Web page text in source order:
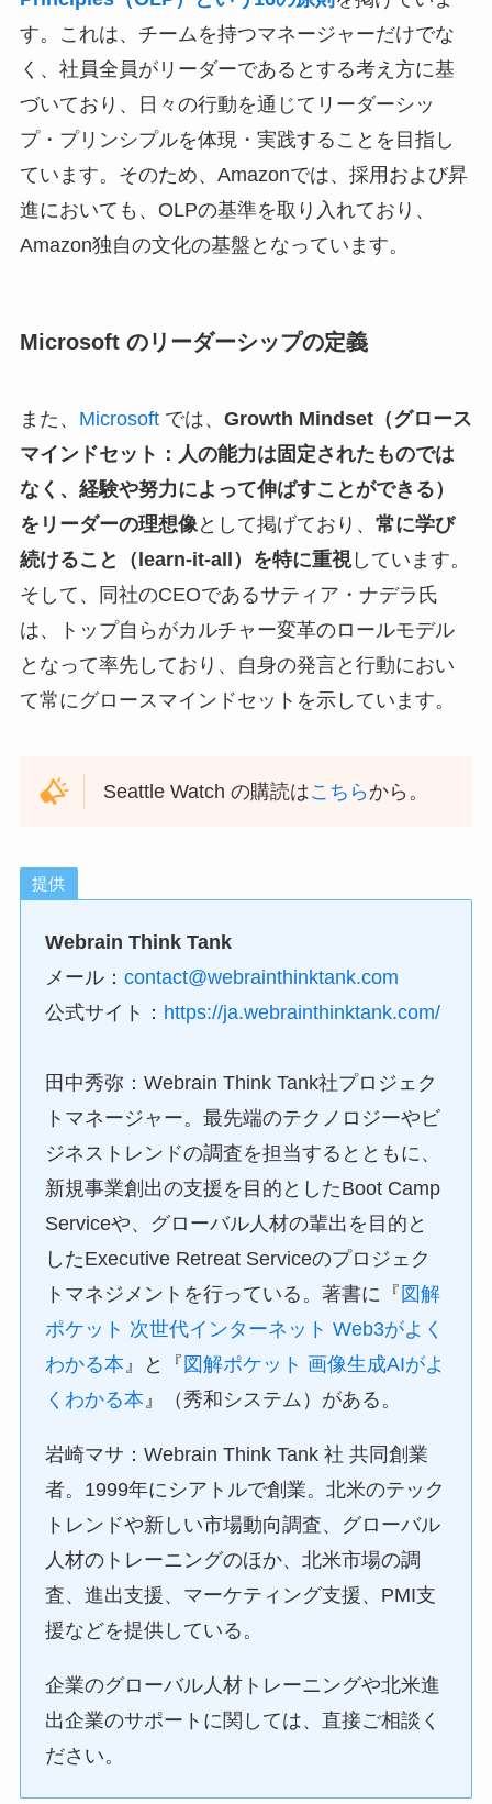
す。これは、チームを持つマネージャーだけでな
く、社員全員がリーダーであるとする考え方に基
づいており、日々の行動を通じてリーダーシッ
プ・プリンシプルを体現・実践することを目指し
ています。そのため、Amazonでは、採用および昇
進においても、OLPの基準を取り入れており、
Amazon独自の文化の基盤となっています。
Microsoft のリーダーシップの定義
また、 Microsoftでは、 Growth Mindset（グロース
マインドセット：人の能力は固定されたものでは
なく、経験や努力によって伸ばすことができる）
をリーダーの理想像として掲げており、 常に学び
続けること（learn-it-all）を特に重視しています。
そして、同社のCEOであるサティア・ナデラ氏
は、トップ自らがカルチャー変革のロールモデル
となって率先しており、自身の発言と行動におい
て常にグロースマインドセットを示しています。
Seattle Watch の購読はこちら から。
提供
Webrain Think Tank
メール：contact@webrainthinktank.com
公式サイト： https://ja.webrainthinktank.com/
田中秀弥：Webrain Think Tank社プロジェク
トマネージャー。最先端のテクノロジーやビ
ジネストレンドの調査を担当するとともに、
新規事業創出の支援を目的としたBoot Camp
Serviceや、グローバル人材の輩出を目的と
したExecutive Retreat Serviceのプロジェク
トマネジメントを行っている。著書に『 図解
ポケット 次世代インターネット Web3がよく
わかる本』と『 図解ポケット 画像生成AIがよ
くわかる本』（秀和システム）がある。
岩崎マサ：Webrain Think Tank 社 共同創業
者。1999年にシアトルで創業。北米のテック
トレンドや新しい市場動向調査、グローバル
人材のトレーニングのほか、北米市場の調
査、進出支援、マーケティング支援、PMI支
援などを提供している。
企業のグローバル人材トレーニングや北米進
出企業のサポートに関しては、直接ご相談く
ださい。